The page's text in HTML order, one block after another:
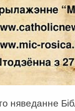
няведанне